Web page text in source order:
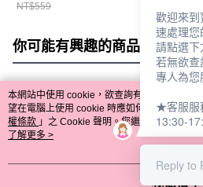
NT$559
你可能有興趣的商品 全站排行
熱門標籤
本網站中使用 cookie，欲查詢有關本網站使用
望在電腦上使用 cookie 時應如何變更電腦的
權條款 」之 Cookie 聲明。您繼續使用本網站
用條款之 Cookie 聲明使用 cookie。
了解更多 >
我知道了
歡迎來
速處理您
請點選下
若無欲
專人為您
★客服服
13:30-
Reply to